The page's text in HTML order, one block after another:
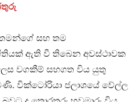
සහ තම
ඇති වී තිබෙන අවස්ථාවක
වගකීම් සහගත විය යුතු
වික්ටෝරියා ජලාශයේ වේල්ල